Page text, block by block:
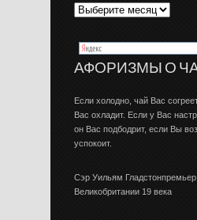
АФОРИЗМЫ О
Если холодно, чай Вас
Вас охладит. Если у Вас
он Вас подбодрит, если Вы
успокоит.
Сэр Уильям
Великобритании 19 века